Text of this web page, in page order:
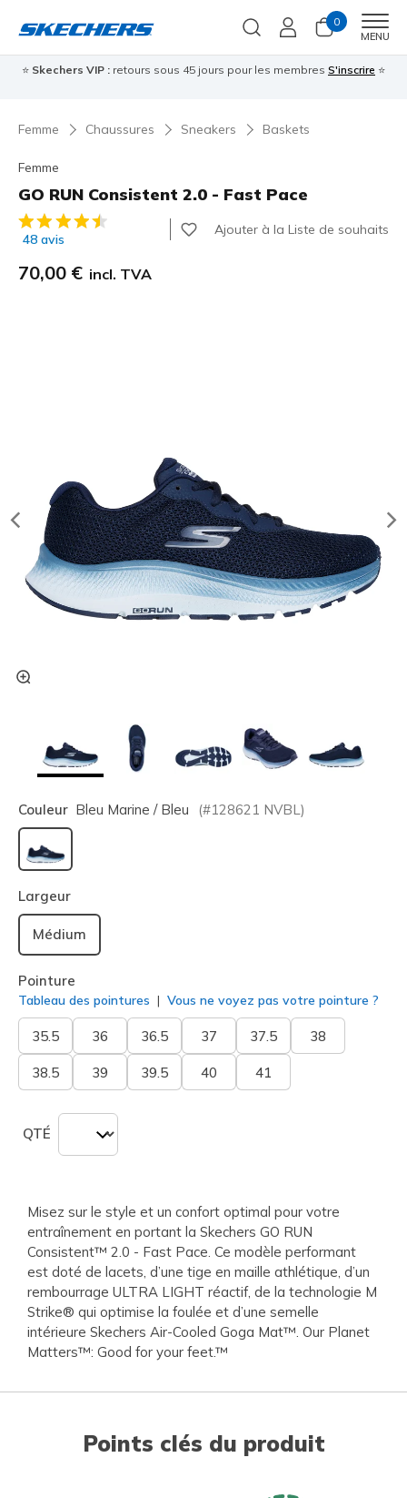
0
MENU
⭐ Skechers VIP : retours sous 45 jours pour les membres S'inscrire ⭐
Femme Chaussures Sneakers Baskets
Femme
GO RUN Consistent 2.0 - Fast Pace
Évaluation client 5 sur 5
48 avis
Ajouter à la Liste de souhaits
70,00 € incl. TVA
Couleur Bleu Marine / Bleu (#128621 NVBL )
sélectionné
Largeur
Médium
Pointure
Tableau des pointures Vous ne voyez pas votre pointure ?
35.5 36 36.5 37 37.5 38
38.5 39 39.5 40 41
QTÉ
Misez sur le style et un confort optimal pour votre
entraînement en portant la Skechers GO RUN
Consistent™ 2.0 - Fast Pace. Ce modèle performant
est doté de lacets, d’une tige en maille athlétique, d’un
rembourrage ULTRA LIGHT réactif, de la technologie M
Strike® qui optimise la foulée et d’une semelle
intérieure Skechers Air-Cooled Goga Mat™. Our Planet
Matters™: Good for your feet.™
Points clés du produit